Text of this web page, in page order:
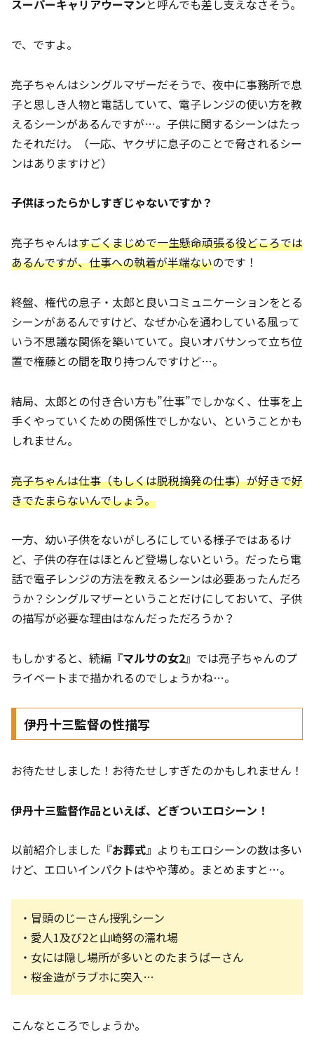
スーパーキャリアウーマンと呼んでも差し支えなさそう。
で、ですよ。
亮子ちゃんはシングルマザーだそうで、夜中に事務所で息
子と思しき人物と電話していて、電子レンジの使い方を教
えるシーンがあるんですが…。子供に関するシーンはたっ
たそれだけ。（一応、ヤクザに息子のことで脅されるシー
ンはありますけど）
子供ほったらかしすぎじゃないですか？
亮子ちゃんはすごくまじめで一生懸命頑張る役どころでは
あるんですが、仕事への執着が半端ないのです！
終盤、権代の息子・太郎と良いコミュニケーションをとる
シーンがあるんですけど、なぜか心を通わしている風って
いう不思議な関係を築いていて。良いオバサンって立ち位
置で権藤との間を取り持つんですけど…。
結局、太郎との付き合い方も”仕事”でしかなく、仕事を上
手くやっていくための関係性でしかない、ということかも
しれません。
亮子ちゃんは仕事（もしくは脱税摘発の仕事）が好きで好
きでたまらないんでしょう。
一方、幼い子供をないがしろにしている様子ではあるけ
ど、子供の存在はほとんど登場しないという。だったら電
話で電子レンジの方法を教えるシーンは必要あったんだろ
うか？シングルマザーということだけにしておいて、子供
の描写が必要な理由はなんだっただろうか？
もしかすると、続編『マルサの女2』では亮子ちゃんのプ
ライベートまで描かれるのでしょうかね…。
伊丹十三監督の性描写
お待たせしました！お待たせしすぎたのかもしれません！
伊丹十三監督作品といえば、どぎついエロシーン！
以前紹介しました『お葬式』よりもエロシーンの数は多い
けど、エロいインパクトはやや薄め。まとめますと…。
・冒頭のじーさん授乳シーン
・愛人1及び2と山崎努の濡れ場
・女には隠し場所が多いとのたまうばーさん
・桜金造がラブホに突入…
こんなところでしょうか。